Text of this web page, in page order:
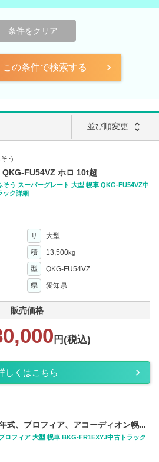
条件をクリア
この条件で検索する
並び順変更 unfold_more
う
QKG-FU54VZ ホロ 10t超
そう スーパーグレート 大型 幌車 QKG-FU54VZ中
ック詳細
サ
大型
積 13,500kg
型
QKG-FU54VZ
県 愛知県
販売価格
円(税込)
しくはこちら
式、プロフィア、アコーディオン幌...
ロフィア 大型 幌車 BKG-FR1EXYJ中古トラック